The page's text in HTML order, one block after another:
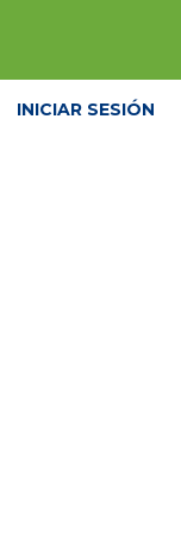
INICIAR SESIÓN